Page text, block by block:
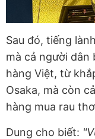
Sau đó, tiếng
mà cả người dân
hàng Việt, từ
Osaka, mà còn
hàng mua rau
Dung cho biết: